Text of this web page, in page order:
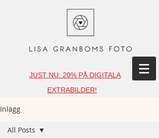
JUST NU: 20% PÅ DIGITALA
EXTRABILDER!
Inlägg
All Posts